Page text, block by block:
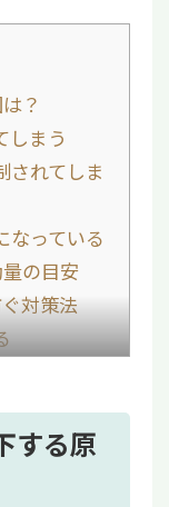
？
しまう
されてしま
なっている
の目安
対策法
よくある質
する原